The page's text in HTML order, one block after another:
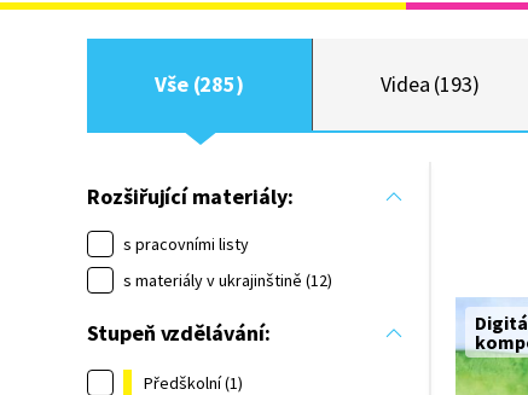
Vše (285) Videa (193)
Rozšiřující materiály:
s pracovními listy
s materiály v ukrajinštině (12)
Stupeň vzdělávání:
Předškolní (1)